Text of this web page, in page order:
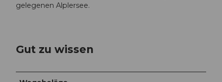
gelegenen Alplersee.
Gut zu wissen